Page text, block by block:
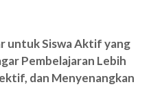
untuk Siswa Aktif yang
Pembelajaran Lebih
dan Menyenangkan